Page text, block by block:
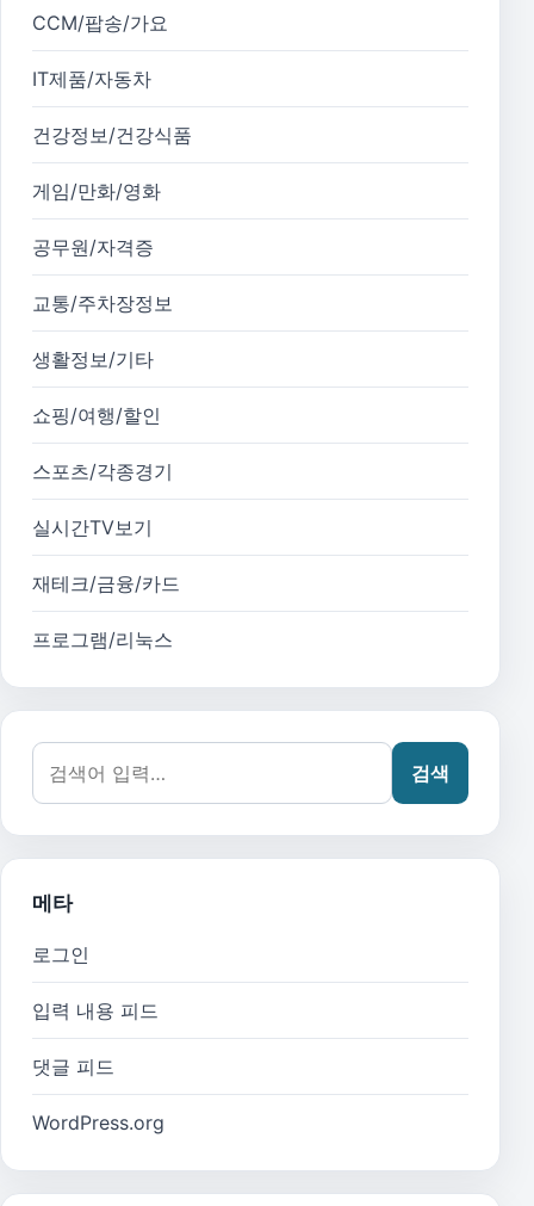
CCM/팝송/가요
IT제품/자동차
건강정보/건강식품
게임/만화/영화
공무원/자격증
교통/주차장정보
생활정보/기타
쇼핑/여행/할인
스포츠/각종경기
실시간TV보기
재테크/금융/카드
프로그램/리눅스
검색어:
검색
메타
로그인
입력 내용 피드
댓글 피드
WordPress.org